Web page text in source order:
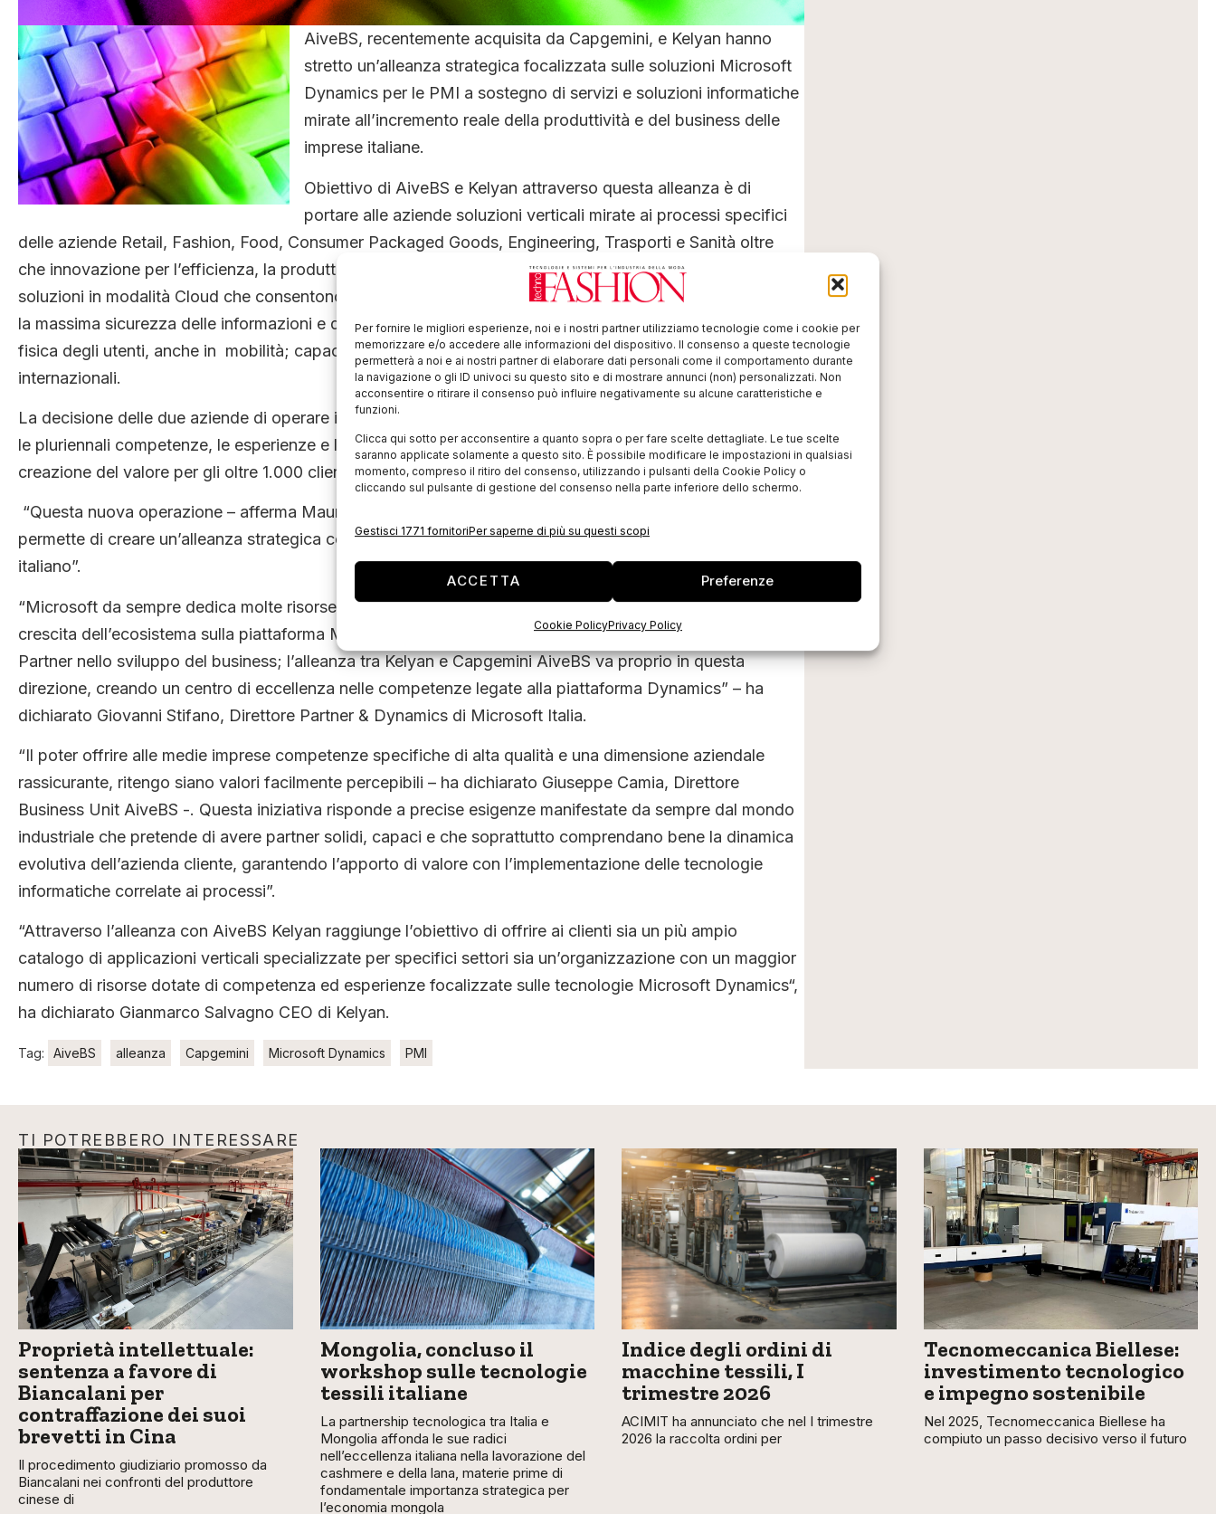
Per fornire le migliori esperienze, noi e i nostri partner utilizziamo tecnologie come i cookie per
memorizzare e/o accedere alle informazioni del dispositivo. Il consenso a queste tecnologie
permetterà a noi e ai nostri partner di elaborare dati personali come il comportamento durante
la navigazione o gli ID univoci su questo sito e di mostrare annunci (non) personalizzati. Non
acconsentire o ritirare il consenso può influire negativamente su alcune caratteristiche e
funzioni.
Clicca qui sotto per acconsentire a quanto sopra o per fare scelte dettagliate. Le tue scelte
saranno applicate solamente a questo sito. È possibile modificare le impostazioni in qualsiasi
momento, compreso il ritiro del consenso, utilizzando i pulsanti della Cookie Policy o
cliccando sul pulsante di gestione del consenso nella parte inferiore dello schermo.
Gestisci 1771 fornitoriPer saperne di più su questi scopi
ACCETTA Preferenze
Cookie PolicyPrivacy Policy
AiveBS, recentemente acquisita da Capgemini, e Kelyan hanno
stretto un’alleanza strategica focalizzata sulle soluzioni Microsoft
Dynamics per le PMI a sostegno di servizi e soluzioni informatiche
mirate all’incremento reale della produttività e del business delle
imprese italiane.
Obiettivo di AiveBS e Kelyan attraverso questa alleanza è di
portare alle aziende soluzioni verticali mirate ai processi specifici
delle aziende Retail, Fashion, Food, Consumer Packaged Goods, Engineering, Trasporti e Sanità oltre
che innovazione per l’efficienza, la produttività, l’efficacia con strumenti di CRM, BI, Mobile; ma anche
soluzioni in modalità Cloud che consentono l’uso delle piattaforme ERP-CRM-BI in modalità pay-per-use,
la massima sicurezza delle informazioni e dei dati, la disponibilità e l’utilizzo indipendente dalla locazione
fisica degli utenti, anche in mobilità; capacità e metodo nella gestione di progetti complessi sia locali che
internazionali.
La decisione delle due aziende di operare in stretta sinergia tra loro permette di mettere a fattor comune
le pluriennali competenze, le esperienze e le soluzioni che sono già una componente strutturale della
creazione del valore per gli oltre 1.000 clienti attivi italiani e internazionali.
“Questa nuova operazione – afferma Maurizio Mondani, Amministratore Delegato Capgemini Italia – ci
permette di creare un’alleanza strategica con Kelyan su temi di grandissimo interesse nel mercato IT
italiano”.
“Microsoft da sempre dedica molte risorse alla realizzazione di specifiche applicazioni verticali e alla
crescita dell’ecosistema sulla piattaforma Microsoft Dynamics con l’obiettivo di supportare le aziende
Partner nello sviluppo del business; l’alleanza tra Kelyan e Capgemini AiveBS va proprio in questa
direzione, creando un centro di eccellenza nelle competenze legate alla piattaforma Dynamics” – ha
dichiarato Giovanni Stifano, Direttore Partner & Dynamics di Microsoft Italia.
“Il poter offrire alle medie imprese competenze specifiche di alta qualità e una dimensione aziendale
rassicurante, ritengo siano valori facilmente percepibili – ha dichiarato Giuseppe Camia, Direttore
Business Unit AiveBS -. Questa iniziativa risponde a precise esigenze manifestate da sempre dal mondo
industriale che pretende di avere partner solidi, capaci e che soprattutto comprendano bene la dinamica
evolutiva dell’azienda cliente, garantendo l’apporto di valore con l’implementazione delle tecnologie
informatiche correlate ai processi”.
“Attraverso l’alleanza con AiveBS Kelyan raggiunge l’obiettivo di offrire ai clienti sia un più ampio
catalogo di applicazioni verticali specializzate per specifici settori sia un’organizzazione con un maggior
numero di risorse dotate di competenza ed esperienze focalizzate sulle tecnologie Microsoft Dynamics“,
ha dichiarato Gianmarco Salvagno CEO di Kelyan.
Tag: AiveBS alleanza Capgemini Microsoft Dynamics PMI
TI POTREBBERO INTERESSARE
Proprietà intellettuale:
sentenza a favore di
Biancalani per
contraffazione dei suoi
brevetti in Cina
Il procedimento giudiziario promosso da
Biancalani nei confronti del produttore
cinese di
Mongolia, concluso il
workshop sulle tecnologie
tessili italiane
La partnership tecnologica tra Italia e
Mongolia affonda le sue radici
nell’eccellenza italiana nella lavorazione del
cashmere e della lana, materie prime di
fondamentale importanza strategica per
l’economia mongola
Indice degli ordini di
macchine tessili, I
trimestre 2026
ACIMIT ha annunciato che nel I trimestre
2026 la raccolta ordini per
Tecnomeccanica Biellese:
investimento tecnologico
e impegno sostenibile
Nel 2025, Tecnomeccanica Biellese ha
compiuto un passo decisivo verso il futuro